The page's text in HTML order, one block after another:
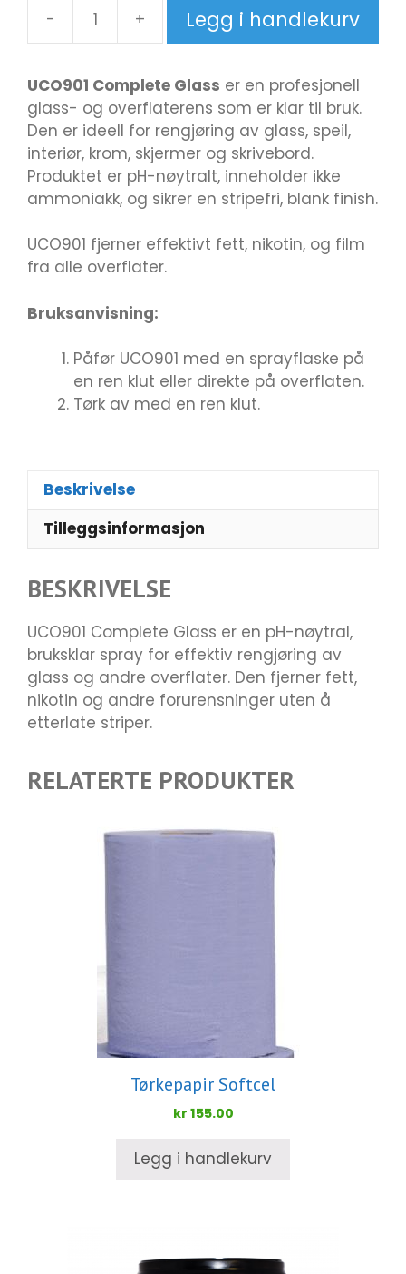
-
UCO
Complete
Glass
5l
antall
+ Legg i handlekurv
UCO901 Complete Glass er en profesjonell
glass- og overflaterens som er klar til bruk.
Den er ideell for rengjøring av glass, speil,
interiør, krom, skjermer og skrivebord.
Produktet er pH-nøytralt, inneholder ikke
ammoniakk, og sikrer en stripefri, blank finish.
UCO901 fjerner effektivt fett, nikotin, og film
fra alle overflater.
Bruksanvisning:
Påfør UCO901 med en sprayflaske på
en ren klut eller direkte på overflaten.
Tørk av med en ren klut.
Beskrivelse
Tilleggsinformasjon
BESKRIVELSE
UCO901 Complete Glass er en pH-nøytral,
bruksklar spray for effektiv rengjøring av
glass og andre overflater. Den fjerner fett,
nikotin og andre forurensninger uten å
etterlate striper.
RELATERTE PRODUKTER
Tørkepapir Softcel
kr 155.00
Legg i handlekurv